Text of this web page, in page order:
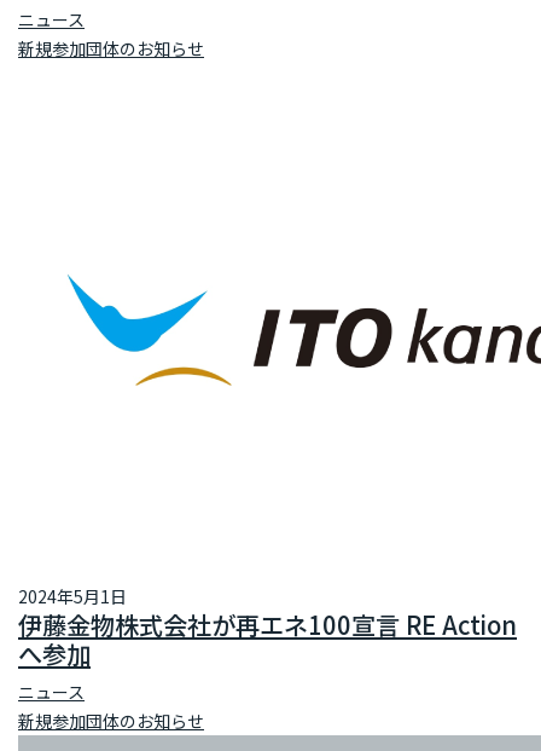
ニュース
新規参加団体のお知らせ
2024年5月1日
伊藤金物株式会社が再エネ100宣言 RE Action
へ参加
ニュース
新規参加団体のお知らせ